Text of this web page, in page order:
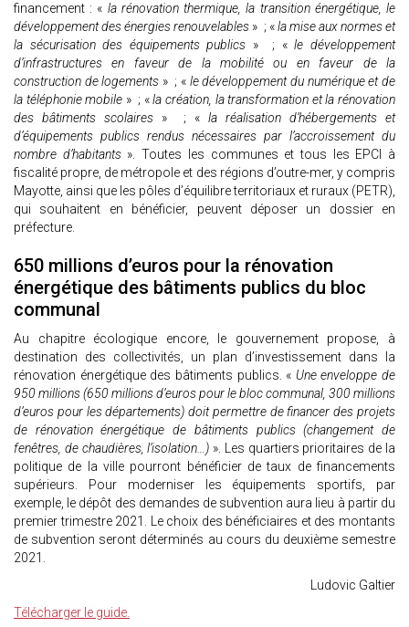
financement : « la rénovation thermique, la transition énergétique, le
développement des énergies renouvelables » ; «la mise aux normes et
la sécurisation des équipements publics » ; «le développement
d’infrastructures en faveur de la mobilité ou en faveur de la
construction de logements » ; « le développement du numérique et de
la téléphonie mobile » ; «la création, la transformation et la rénovation
des bâtiments scolaires » ; « la réalisation d’hébergements et
d’équipements publics rendus nécessaires par l’accroissement du
nombre d’habitants». Toutes les communes et tous les EPCI à
fiscalité propre, de métropole et des régions d’outre-mer, y compris
Mayotte, ainsi que les pôles d’équilibre territoriaux et ruraux (PETR),
qui souhaitent en bénéficier, peuvent déposer un dossier en
préfecture.
650 millions d’euros pour la rénovation
énergétique des bâtiments publics du bloc
communal
Au chapitre écologique encore, le gouvernement propose, à
destination des collectivités, un plan d’investissement dans la
rénovation énergétique des bâtiments publics. « Une enveloppe de
950 millions (650 millions d’euros pour le bloc communal, 300 millions
d’euros pour les départements) doit permettre de financer des projets
de rénovation énergétique de bâtiments publics (changement de
fenêtres, de chaudières, l’isolation…) ». Les quartiers prioritaires de la
politique de la ville pourront bénéficier de taux de financements
supérieurs. Pour moderniser les équipements sportifs, par
exemple, le dépôt des demandes de subvention aura lieu à partir du
premier trimestre 2021. Le choix des bénéficiaires et des montants
de subvention seront déterminés au cours du deuxième semestre
2021.
Ludovic Galtier
Télécharger le guide.